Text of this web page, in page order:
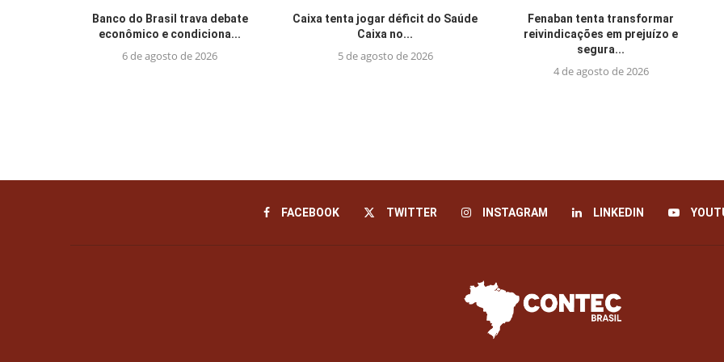
Banco do Brasil trava debate
econômico e condiciona...
6 de agosto de 2026
Caixa tenta jogar déficit do Saúde
Caixa no...
5 de agosto de 2026
Fenaban tenta transformar
reivindicações em prejuízo e
segura...
4 de agosto de 2026
FACEBOOK TWITTER INSTAGRAM LINKEDIN